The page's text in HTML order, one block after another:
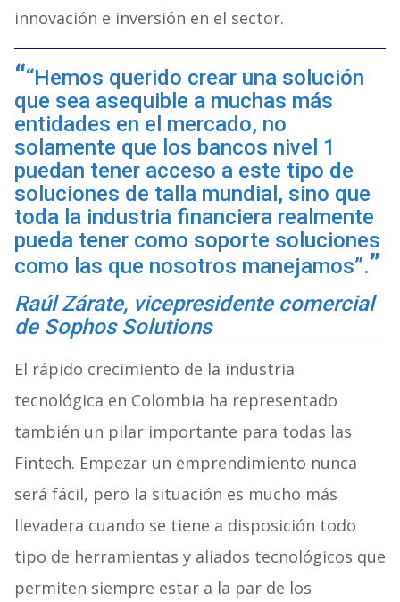
innovación e inversión en el sector.
“Hemos querido crear una solución
que sea asequible a muchas más
entidades en el mercado, no
solamente que los bancos nivel 1
puedan tener acceso a este tipo de
soluciones de talla mundial, sino que
toda la industria financiera realmente
pueda tener como soporte soluciones
como las que nosotros manejamos”.
Raúl Zárate, vicepresidente comercial
de Sophos Solutions
El rápido crecimiento de la industria
tecnológica en Colombia ha representado
también un pilar importante para todas las
Fintech. Empezar un emprendimiento nunca
será fácil, pero la situación es mucho más
llevadera cuando se tiene a disposición todo
tipo de herramientas y aliados tecnológicos que
permiten siempre estar a la par de los